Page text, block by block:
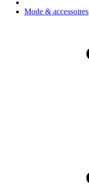
Mode & accessoires